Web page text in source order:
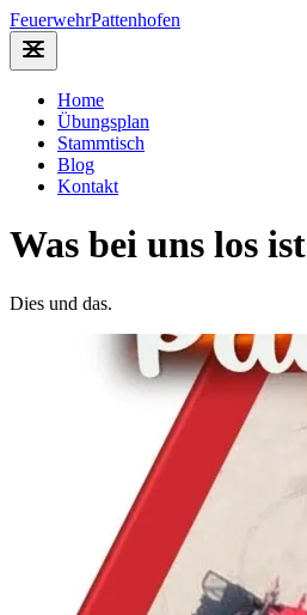
FeuerwehrPattenhofen
Home
Übungsplan
Stammtisch
Blog
Kontakt
Was bei uns los ist
Dies und das.